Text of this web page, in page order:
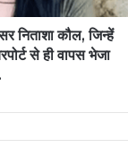
निताशा कौल, जिन्हें
से ही वापस भेजा